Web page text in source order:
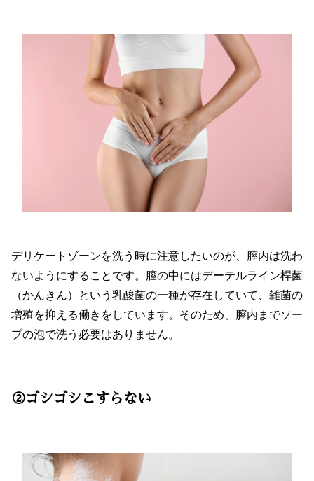
デリケートゾーンを洗う時に注意したいのが、膣内は洗わ
ないようにすることです。膣の中にはデーテルライン桿菌
（かんきん）という乳酸菌の一種が存在していて、雑菌の
増殖を抑える働きをしています。そのため、膣内までソー
プの泡で洗う必要はありません。
②ゴシゴシこすらない